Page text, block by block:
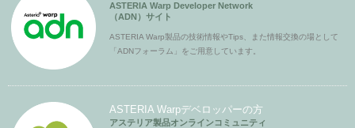
ASTERIA Warp Developer Network
（ADN）サイト
ASTERIA Warp製品の技術情報やTips、また情報交換の場として
「ADNフォーラム」をご用意しています。
ASTERIA Warpデベロッパーの方
アステリア製品オンラインコミュニティ